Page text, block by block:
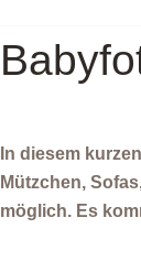
In diesem
Mützchen,
möglich. Es